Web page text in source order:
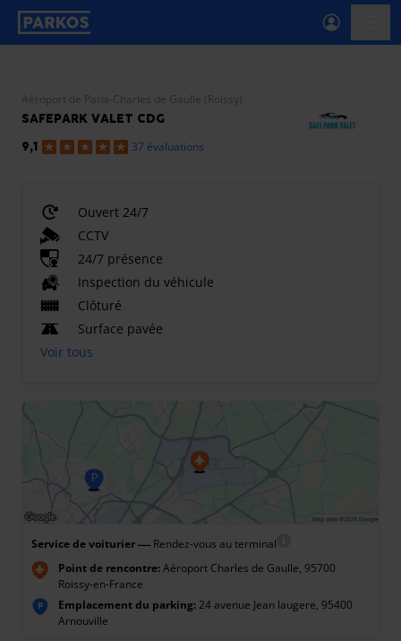
étiquette-de-navigation-principale
Aéroport de Paris-Charles de Gaulle (Roissy)
SAFEPARK VALET CDG
9,1 37 évaluations
Ouvert 24/7
CCTV
24/7 présence
Inspection du véhicule
Clôturé
Surface pavée
Voir tous
Service de voiturier— Rendez-vous au terminal
Point de rencontre:Aéroport Charles de Gaulle, 95700
Roissy-en-France
P Emplacement du parking:24 avenue Jean laugere, 95400
Arnouville